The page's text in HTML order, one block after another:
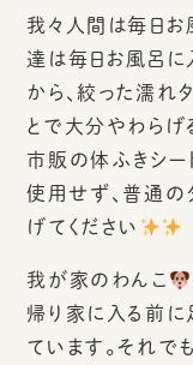
我々人間は毎日お
達は毎日お風呂に
から、絞った濡れ
とで大分やわらげ
市販の体ふきシー
使用せず、普通の
げてください
我が家のわんこ
帰り家に入る前
ています。それで